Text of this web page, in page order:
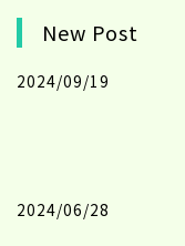
New Post
2024/09/19
2024/06/28